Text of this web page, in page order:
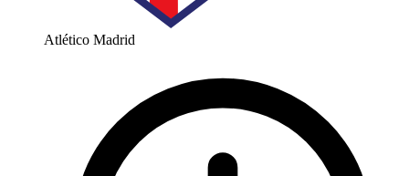
Atlético Madrid